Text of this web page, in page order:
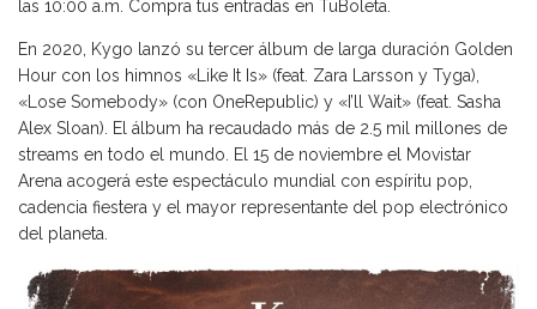
las 10:00 a.m. Compra tus entradas en TuBoleta.
En 2020, Kygo lanzó su tercer álbum de larga duración Golden
Hour con los himnos «Like It Is» (feat. Zara Larsson y Tyga),
«Lose Somebody» (con OneRepublic) y «I’ll Wait» (feat. Sasha
Alex Sloan). El álbum ha recaudado más de 2.5 mil millones de
streams en todo el mundo. El 15 de noviembre el Movistar
Arena acogerá este espectáculo mundial con espíritu pop,
cadencia fiestera y el mayor representante del pop electrónico
del planeta.